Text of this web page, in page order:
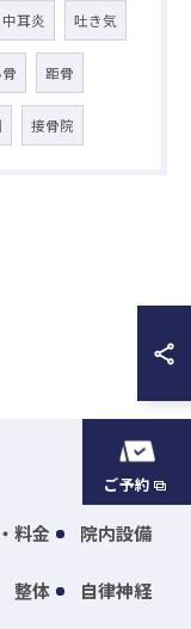
中耳炎 吐き気
距骨
接骨院
ご予約
料金 院内設備
整体 自律神経